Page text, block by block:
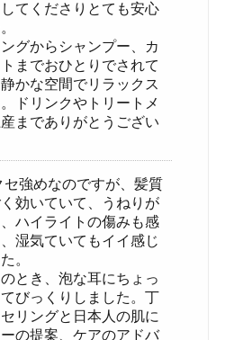
てくださりとても安心
グからシャンプー、カ
までおひとりでされて
かな空間でリラックス
ドリンクやトリートメ
までありがとうござい
セ強めなのですが、髪質
効いていて、うねりが
ハイライトの傷みも感
湿気ていてもイイ感じ
。
とき、泡な耳にちょっ
びっくりしました。丁
リングと日本人の肌に
の提案、ケアのアドバ